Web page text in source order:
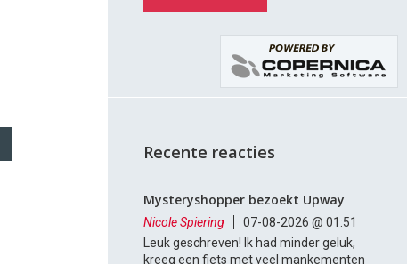
Recente reacties
Mysteryshopper bezoekt Upway
Nicole Spiering
07-08-2026 @ 01:51
Leuk geschreven! Ik had minder geluk,
kreeg een fiets met veel mankementen